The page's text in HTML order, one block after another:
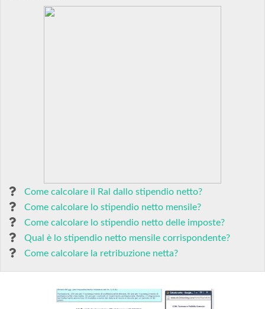
Come calcolare il Ral dallo stipendio netto?
Come calcolare lo stipendio netto mensile?
Come calcolare lo stipendio netto delle imposte?
Qual è lo stipendio netto mensile corrispondente?
Come calcolare la retribuzione netta?